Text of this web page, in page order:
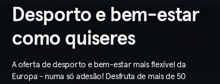
Desporto e bem-estar
como quiseres
A oferta de desporto e bem-estar mais flexível da
Europa - numa só adesão! Desfruta de mais de 50